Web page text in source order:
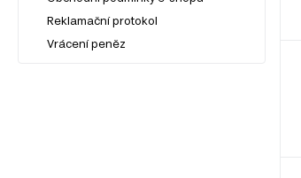
Reklamační protokol
Vrácení peněz